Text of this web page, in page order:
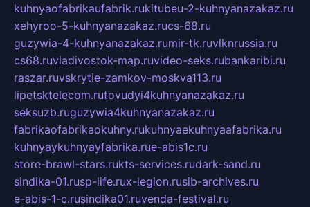
kuhnyaofabrikaufabrik.rukitubeu-2-kuhnyanazakaz.ru
xehyroo-5-kuhnyanazakaz.rucs-68.ru
guzywia-4-kuhnyanazakaz.rumir-tk.ruvlknrussia.ru
cs68.ruvladivostok-map.ruvideo-seks.rubankaribi.ru
raszar.ruvskrytie-zamkov-moskva113.ru
lipetsktelecom.rutovudyi4kuhnyanazakaz.ru
seksuzb.ruguzywia4kuhnyanazakaz.ru
fabrikaofabrikaokuhny.rukuhnyaekuhnyaafabrika.ru
kuhnyaykuhnyayfabrika.rue-abis1c.ru
store-brawl-stars.rukts-services.rudark-sand.ru
sindika-01.rusp-life.rux-legion.rusib-archives.ru
e-abis-1-c.rusindika01.ruvenda-festival.ru